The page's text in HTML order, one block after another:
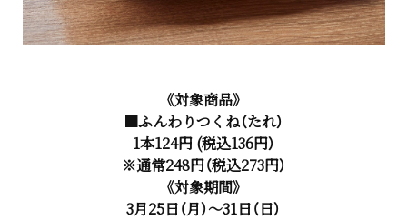
《対象商品》
■ふんわりつくね（たれ）
1本124円 (税込136円）
※通常248円（税込273円）
《対象期間》
3月25日（月）～31日（日）